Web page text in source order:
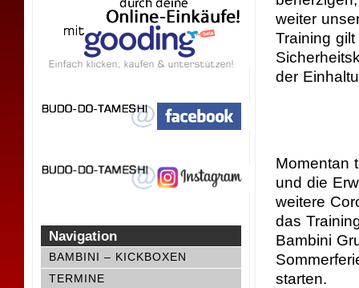
Navigation
BAMBINI – KICKBOXEN
TERMINE
weiter
Training
der
Momentan
und die
weitere
das
Bambini
starten.